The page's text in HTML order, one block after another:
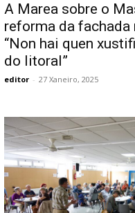
A Marea sobre o
reforma da fachada
“Non hai quen
do litoral”
editor - 27 Xaneiro, 2025